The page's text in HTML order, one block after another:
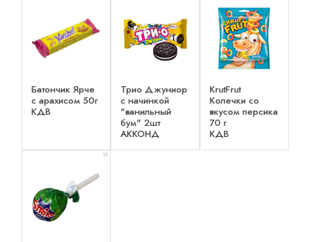
Батончик Ярче
с арахисом 50г
КДВ
Трио Джуниор
с начинкой
"ванильный
бум" 2шт
АККОНД
KrutFrut
Колечки со
вкусом персика
70 г
КДВ
x 1